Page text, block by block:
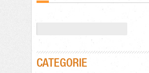
CATEGORIE